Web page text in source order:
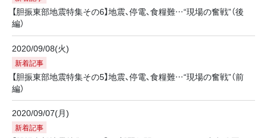
【胆振東部地震特集その6】地震、停電、食糧難…“現場の奮戦”（後
編）
2020/09/08(火)
新着記事
【胆振東部地震特集その5】地震、停電、食糧難…“現場の奮戦”（前
編）
2020/09/07(月)
新着記事